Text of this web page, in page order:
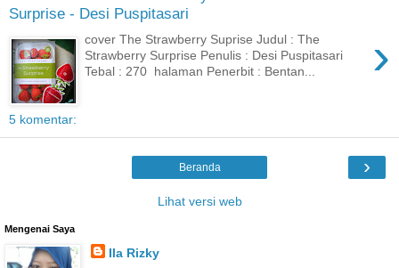
Surprise - Desi Puspitasari
›
cover The Strawberry Suprise Judul : The
Strawberry Surprise Penulis : Desi Puspitasari
Tebal : 270 halaman Penerbit : Bentan...
5 komentar:
›
Beranda
Lihat versi web
Mengenai Saya
Ila Rizky